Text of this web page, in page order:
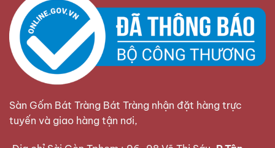
Sàn Gốm Bát Tràng Bát Tràng nhận đặt hàng trực
tuyến và giao hàng tận nơi,